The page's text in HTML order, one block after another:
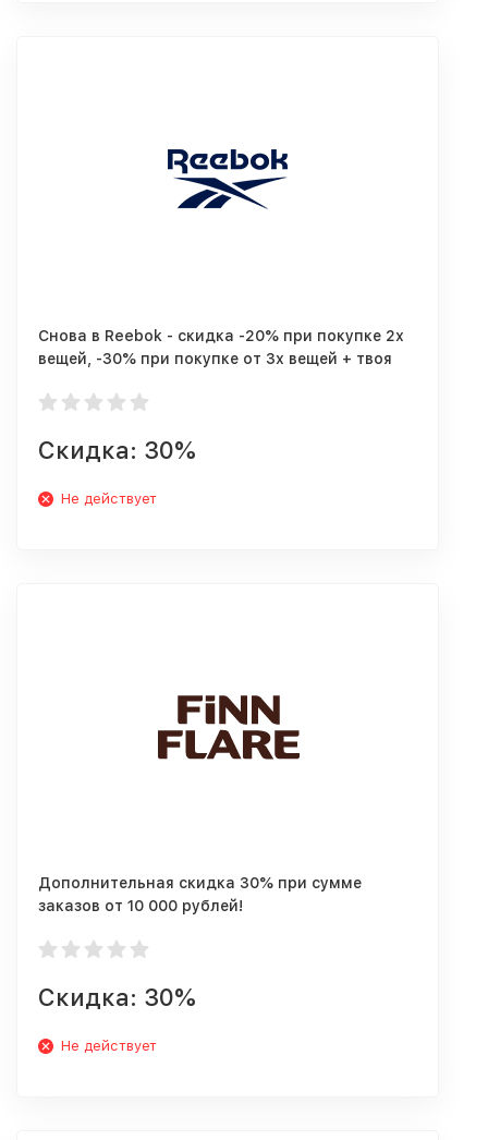
Снова в Reebok - скидка -20% при покупке 2х
вещей, -30% при покупке от 3х вещей + твоя
Скидка: 30%
Не действует
Дополнительная скидка 30% при сумме
заказов от 10 000 рублей!
Скидка: 30%
Не действует